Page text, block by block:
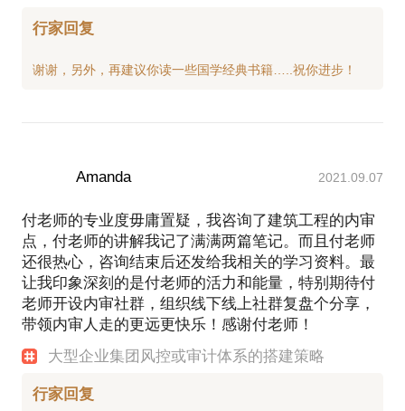
行家回复
Amanda 2021.09.07
付老师的专业度毋庸置疑，我咨询了建筑工程的内审
点，付老师的讲解我记了满满两篇笔记。而且付老师
还很热心，咨询结束后还发给我相关的学习资料。最
让我印象深刻的是付老师的活力和能量，特别期待付
老师开设内审社群，组织线下线上社群复盘个分享，
带领内审人走的更远更快乐！感谢付老师！
大型企业集团风控或审计体系的搭建策略
行家回复